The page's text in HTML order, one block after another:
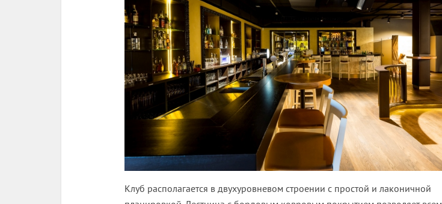
Клуб располагается в двухуровневом строении с простой и лаконичной